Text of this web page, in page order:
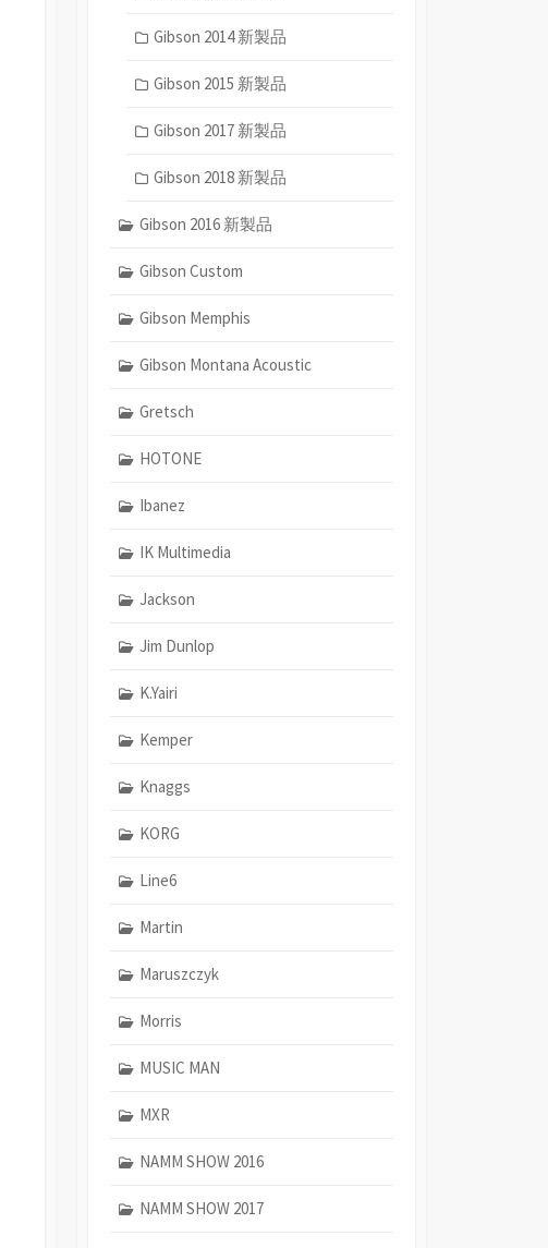
Gibson 2014 新製品
Gibson 2015 新製品
Gibson 2017 新製品
Gibson 2018 新製品
Gibson 2016 新製品
Gibson Custom
Gibson Memphis
Gibson Montana Acoustic
Gretsch
HOTONE
Ibanez
IK Multimedia
Jackson
Jim Dunlop
K.Yairi
Kemper
Knaggs
KORG
Line6
Martin
Maruszczyk
Morris
MUSIC MAN
MXR
NAMM SHOW 2016
NAMM SHOW 2017